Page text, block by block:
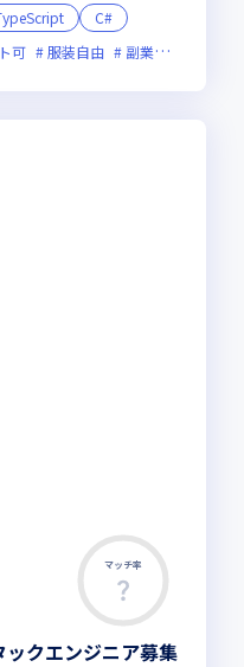
C#
可 服装自由 副業可
マッチ率
ックエンジニア募集